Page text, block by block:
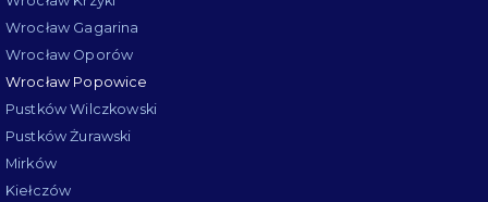
Wrocław Gagarina
Wrocław Oporów
Wrocław Popowice
Pustków Wilczkowski
Pustków Żurawski
Mirków
Kiełczów